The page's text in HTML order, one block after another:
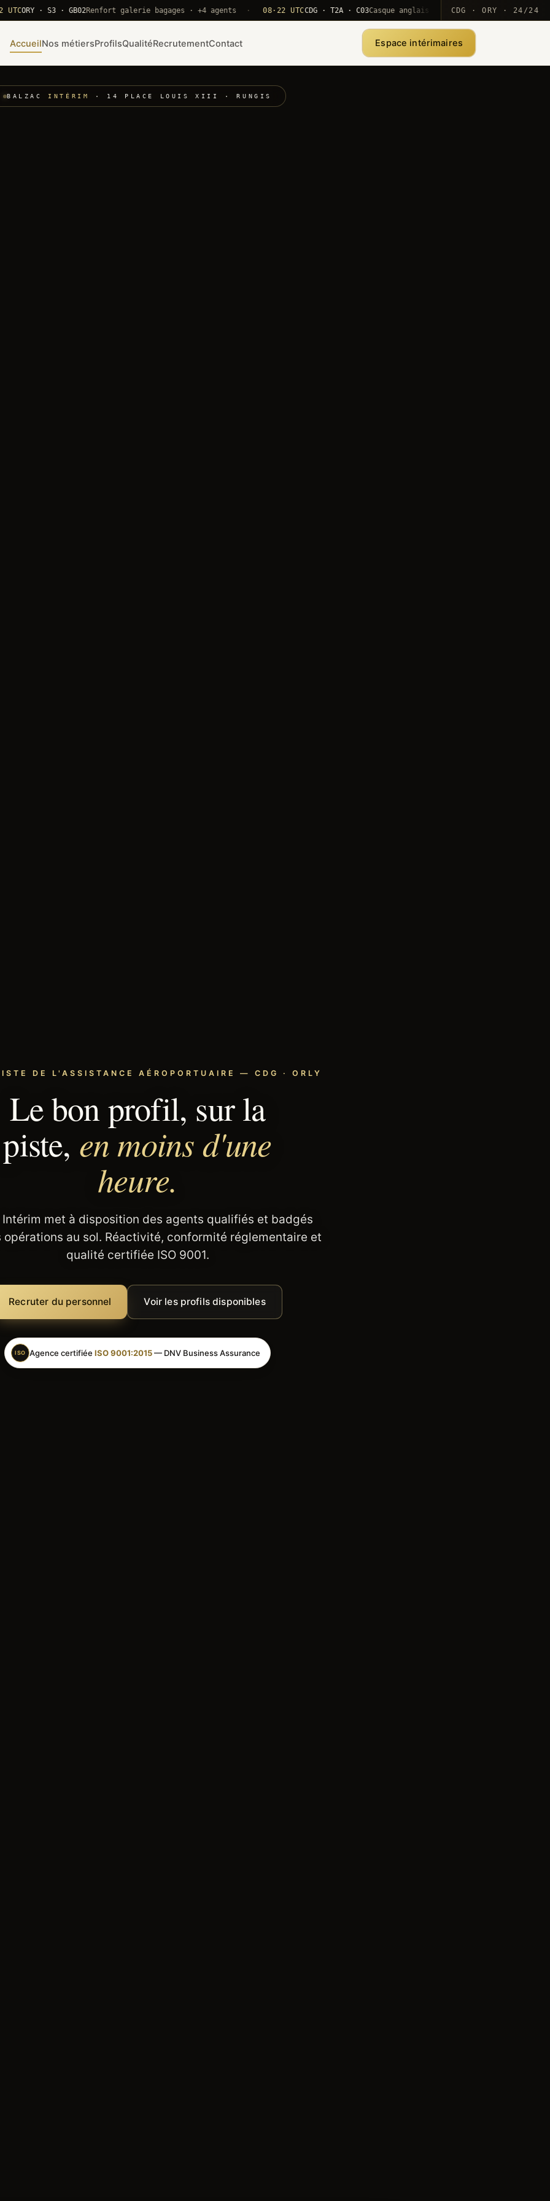
· S3 · GB02Renfort galerie bagages · +4 agents · 08·22 UTCCDG · T2A · C03 Casque anglais positionné · rotation MEA ·
CDG · ORY · 24/24
AccueilNos métiersProfilsQualitéRecrutementContact Espace intérimaires
BALZAC INTÉRIM · 14 PLACE LOUIS XIII · RUNGIS
DE L'ASSISTANCE AÉROPORTUAIRE — CDG · ORLY
Le bon profil, sur la
piste, en moins d'une
heure.
Intérim met à disposition des agents qualifiés et badgés
opérations au sol. Réactivité, conformité réglementaire et
qualité certifiée ISO 9001.
Recruter du personnel Voir les profils disponibles
ISO Agence certifiée ISO 9001:2015— DNV Business Assurance